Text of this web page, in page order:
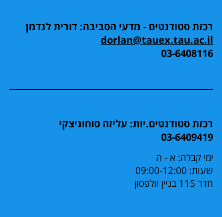
רכזת סטודנטים - מדעי הסביבה: דורית לנדמן
dorlan@tauex.tau.ac.il
03-6408116
רכזת סטודנטים.יות: עליזה סוחוניצקי
03-6409419
ימי קבלה: א - ה
שעות: 09:00-12:00
חדר 115 בניין וולפסון